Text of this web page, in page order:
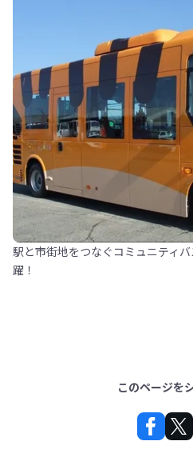
駅と市街地をつなぐコミュニティ
躍！
このページを